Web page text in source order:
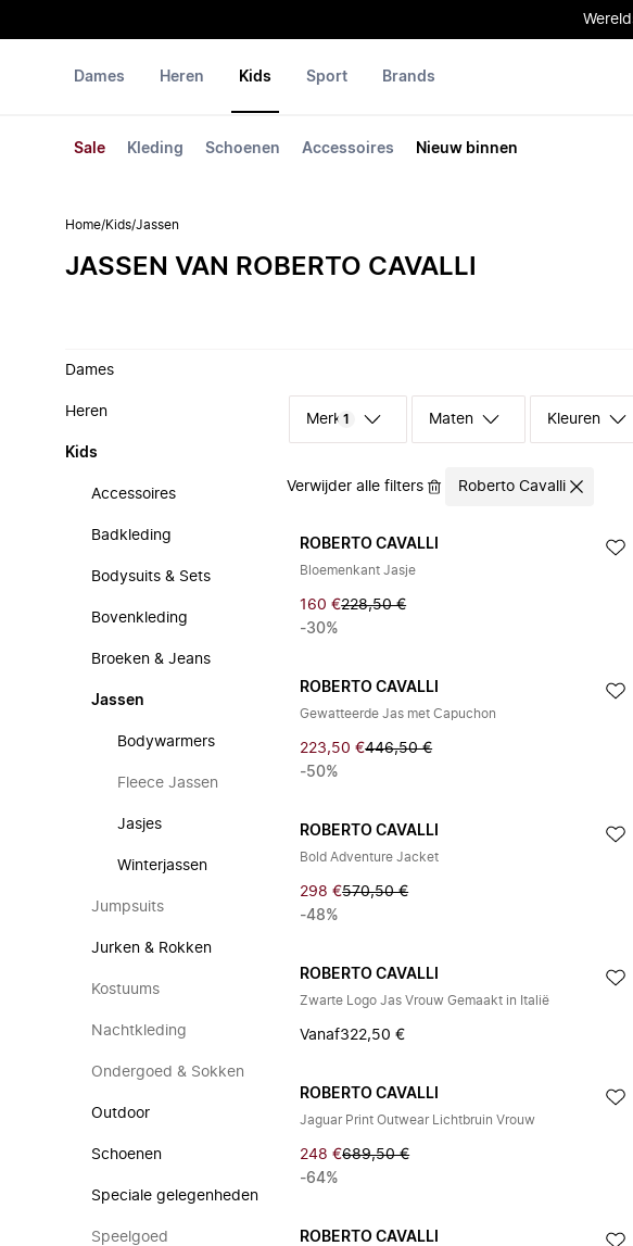
Dames Heren Kids
Sale Kleding Schoenen Accessoires Nieuw binnen
Sport Brands
Home/Kids/Jassen
JASSEN VAN ROBERTO CAVALLI
Dames
Heren
Kids
Accessoires
Badkleding
Bodysuits & Sets
Bovenkleding
Broeken & Jeans
Jassen
Bodywarmers
Fleece Jassen
Jasjes
Winterjassen
Jumpsuits
Jurken & Rokken
Kostuums
Nachtkleding
Ondergoed & Sokken
Outdoor
Schoenen
Speciale gelegenheden
Speelgoed
Merk 1 Maten Kleuren
Verwijder alle filters Roberto Cavalli
ROBERTO CAVALLI
Bloemenkant Jasje
160 €228,50 €
-30%
ROBERTO CAVALLI
Gewatteerde Jas met Capuchon
223,50 €446,50 €
-50%
ROBERTO CAVALLI
Bold Adventure Jacket
298 €570,50 €
-48%
ROBERTO CAVALLI
Zwarte Logo Jas Vrouw Gemaakt in Italië
Vanaf322,50 €
ROBERTO CAVALLI
Jaguar Print Outwear Lichtbruin Vrouw
248 €689,50 €
-64%
ROBERTO CAVALLI